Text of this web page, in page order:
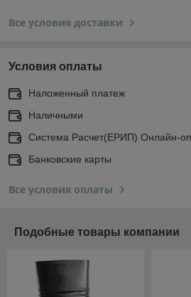
Все условия доставки
Условия оплаты
Наложенный платеж
Наличными
Система Расчет(ЕРИП) Онлайн-
Банковские карты
Все условия оплаты
Подобные товары компании